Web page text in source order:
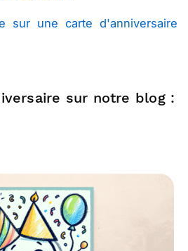
sur une carte d'anniversaire
sur notre blog :